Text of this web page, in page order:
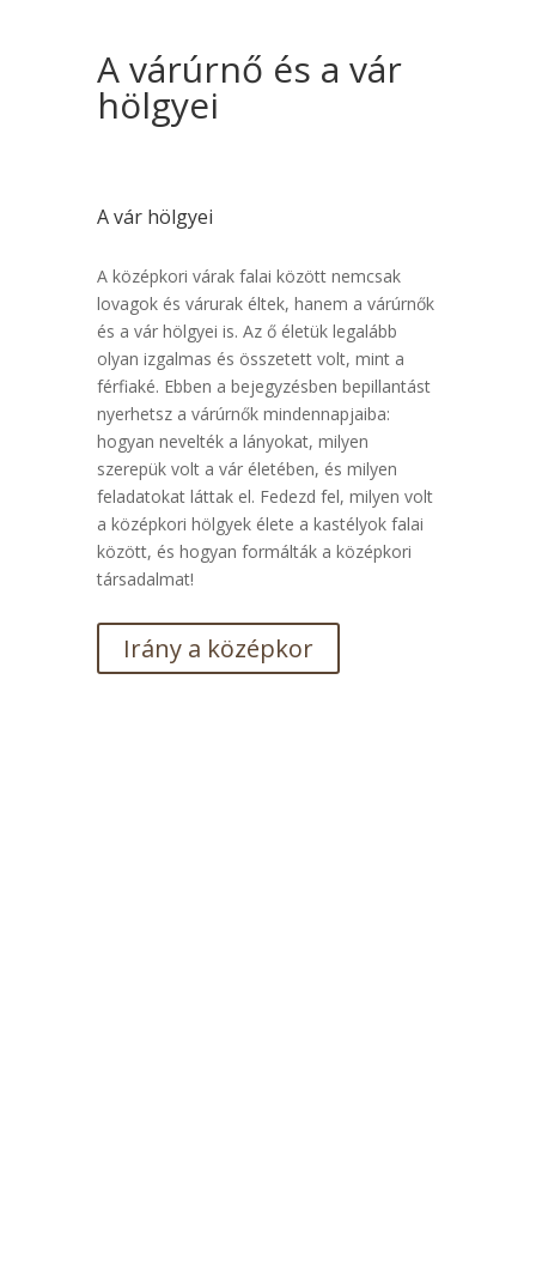
A várúrnő és a vár
hölgyei
A vár hölgyei
A középkori várak falai között nemcsak
lovagok és várurak éltek, hanem a várúrnők
és a vár hölgyei is. Az ő életük legalább
olyan izgalmas és összetett volt, mint a
férfiaké. Ebben a bejegyzésben bepillantást
nyerhetsz a várúrnők mindennapjaiba:
hogyan nevelték a lányokat, milyen
szerepük volt a vár életében, és milyen
feladatokat láttak el. Fedezd fel, milyen volt
a középkori hölgyek élete a kastélyok falai
között, és hogyan formálták a középkori
társadalmat!
Irány a középkor